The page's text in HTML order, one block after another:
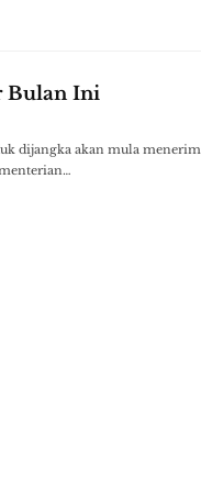
Bulan Ini
dijangka akan mula